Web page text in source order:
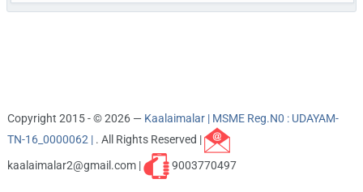
Copyright 2015 - © 2026 — Kaalaimalar | MSME Reg.N0 : UDAYAM-
TN-16_0000062 | . All Rights Reserved |
kaalaimalar2@gmail.com |
9003770497